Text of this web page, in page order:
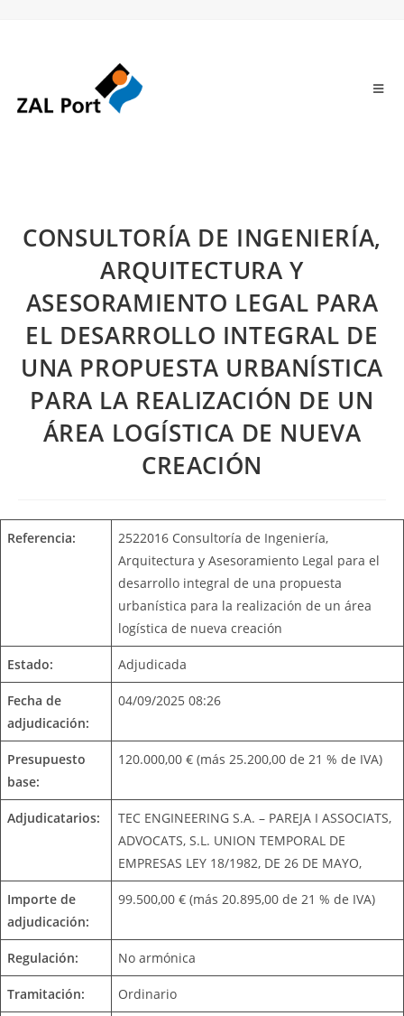
CONSULTORÍA DE INGENIERÍA,
ARQUITECTURA Y
ASESORAMIENTO LEGAL PARA
EL DESARROLLO INTEGRAL DE
UNA PROPUESTA URBANÍSTICA
PARA LA REALIZACIÓN DE UN
ÁREA LOGÍSTICA DE NUEVA
CREACIÓN
Referencia:
2522016 Consultoría de Ingeniería,
Arquitectura y Asesoramiento Legal para el
desarrollo integral de una propuesta
urbanística para la realización de un área
logística de nueva creación
Estado: Adjudicada
Fecha de
adjudicación:
04/09/2025 08:26
Presupuesto
base:
120.000,00 € (más 25.200,00 de 21 % de IVA)
Adjudicatarios:
TEC ENGINEERING S.A. – PAREJA I ASSOCIATS,
ADVOCATS, S.L. UNION TEMPORAL DE
EMPRESAS LEY 18/1982, DE 26 DE MAYO,
Importe de
adjudicación:
99.500,00 € (más 20.895,00 de 21 % de IVA)
Regulación: No armónica
Tramitación: Ordinario